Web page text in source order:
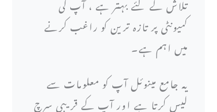
کمیونٹی پر تازہ ترین کو راغب کرنے
میں اہم ہے۔
یہ جامع مینوئل آپ کو معلومات سے
لیس کرتا ہے اور آپ کے قریبی سرچ